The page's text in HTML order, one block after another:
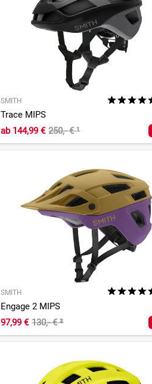
SMITH
Trace MIPS
ab144,99 € 250,- €¹
SMITH
Engage 2 MIPS
97,99 € 130,- €²